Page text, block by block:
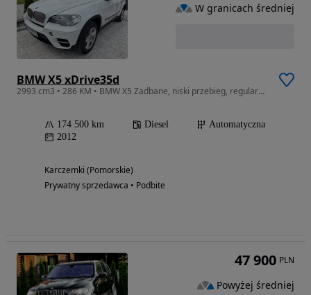
BMW X5 xDrive35d
2993 cm3 • 286 KM • BMW X5 Zadbane, niski przebieg, regularne przeglądy
174 500 km Diesel
Automatyczna
2012
Karczemki (Pomorskie)
Prywatny sprzedawca • Podbite
W granicach średniej
47 900 PLN
Powyżej średniej